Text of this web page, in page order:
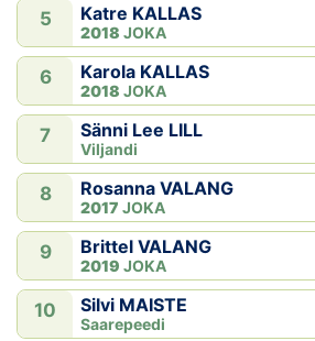
5 Katre KALLAS
2018 JOKA
6 Karola KALLAS
2018 JOKA
7 Sänni Lee LILL
Viljandi
8 Rosanna VALANG
2017 JOKA
9 Brittel VALANG
2019 JOKA
10 Silvi MAISTE
Saarepeedi